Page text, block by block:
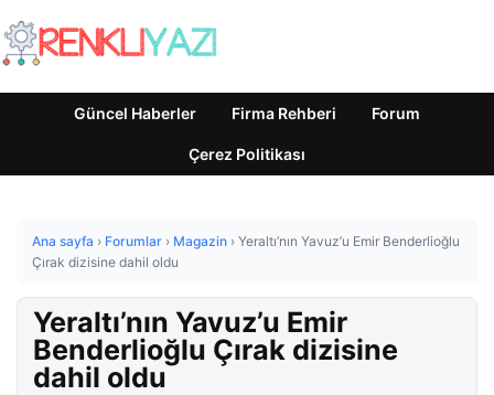
Güncel Haberler Firma Rehberi Forum
Çerez Politikası
Ana sayfa › Forumlar › Magazin › Yeraltı’nın Yavuz’u Emir Benderlioğlu
Çırak dizisine dahil oldu
Yeraltı’nın Yavuz’u Emir
Benderlioğlu Çırak dizisine
dahil oldu